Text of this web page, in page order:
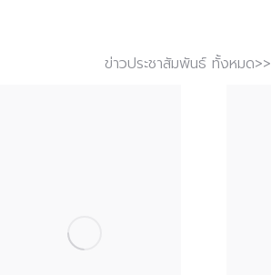
ข่าวประชาสัมพันธ์ ทั้งหมด>>